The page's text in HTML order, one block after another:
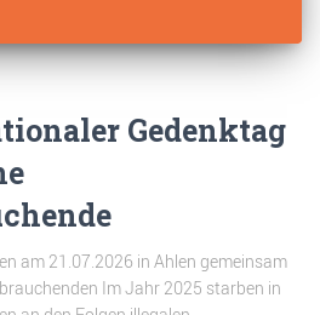
Gedenktag
am 21.07.2026 in Ahlen gemeinsam
Im Jahr 2025 starben in